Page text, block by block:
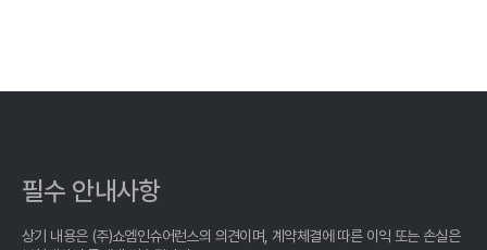
운전자보험 비교사이트 활용법: 10년차 베테랑이 알려주는 숨겨진
꿀팁
운전자보험 비교사이트, 숨겨진 꿀팁 대방출! 현명한 선택, 지금 바
필수 안내사항
상기 내용은 (주)쇼엠인슈어런스의 의견이며, 계약체결에 따른 이익 또는 손실은